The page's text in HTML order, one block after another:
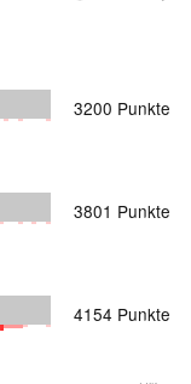
3200 Punkte
3801 Punkte
4154 Punkte